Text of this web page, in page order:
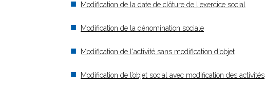
Modification de la date de clôture de l'exercice social
Modification de la dénomination sociale
Modification de l'activité sans modification d'objet
Modification de l’objet social avec modification des activités